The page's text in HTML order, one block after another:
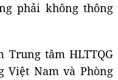
phải không thông
tâm HLTTQG
Việt Nam và Phòng